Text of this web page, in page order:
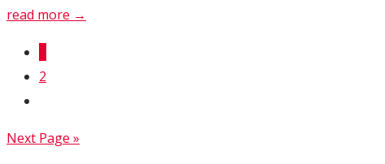
read more →
2
Next Page »